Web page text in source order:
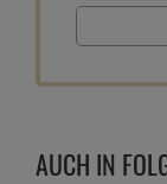
AUCH IN